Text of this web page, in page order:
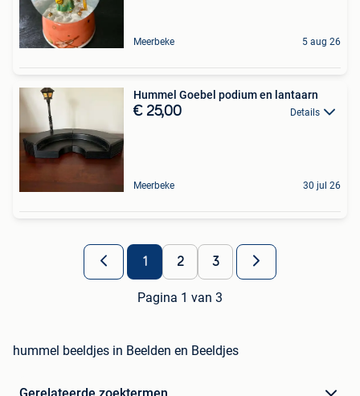
Meerbeke 5 aug 26
Hummel Goebel podium en lantaarn
€ 25,00 Details
Meerbeke 30 jul 26
1 2 3
Pagina 1 van 3
hummel beeldjes in Beelden en Beeldjes